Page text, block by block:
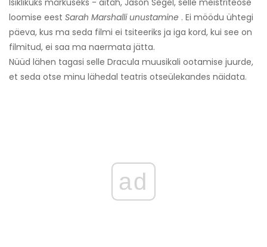
Isiklikuks märkuseks - aitäh, Jason Segel, selle meistriteose
loomise eest Sarah Marshalli unustamine . Ei möödu ühtegi
päeva, kus ma seda filmi ei tsiteeriks ja iga kord, kui see on
filmitud, ei saa ma naermata jätta.
Nüüd lähen tagasi selle Dracula muusikali ootamise juurde,
et seda otse minu lähedal teatris otseülekandes näidata.
ad